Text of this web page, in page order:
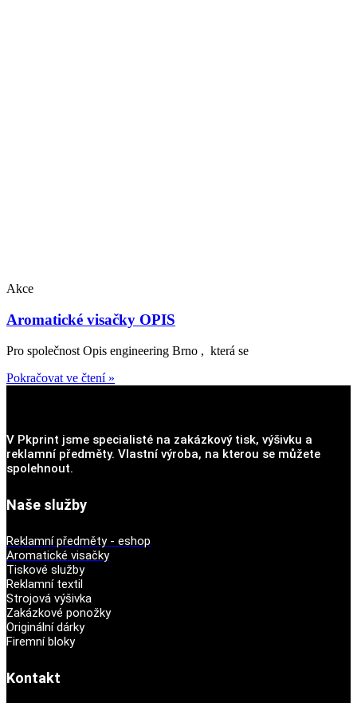
Akce
Aromatické visačky OPIS
Pro společnost Opis engineering Brno , která se
Pokračovat ve čtení »
V Pkprint jsme specialisté na zakázkový tisk, výšivku a
reklamní předměty. Vlastní výroba, na kterou se můžete
spolehnout.
Naše služby
Reklamní předměty - eshop
Aromatické visačky
Tiskové služby
Reklamní textil
Strojová výšivka
Zakázkové ponožky
Originální dárky
Firemní bloky
Kontakt